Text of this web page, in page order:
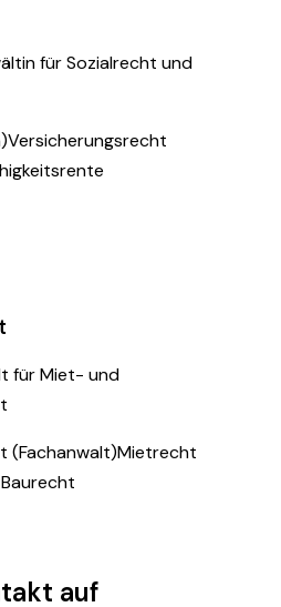
für Sozialrecht und
Versicherungsrecht
für Miet- und
(Fachanwalt)Mietrecht
auf